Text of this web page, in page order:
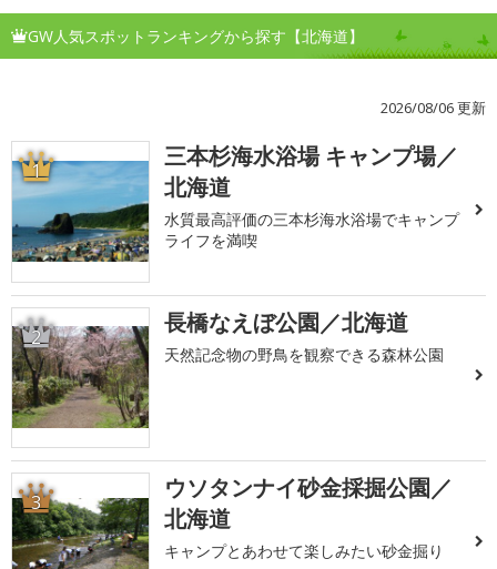
GW人気スポットランキングから探す【北海道】
2026/08/06 更新
1
三本杉海水浴場 キャンプ場／
北海道
水質最高評価の三本杉海水浴場でキャンプ
ライフを満喫
2 長橋なえぼ公園／北海道
天然記念物の野鳥を観察できる森林公園
3
ウソタンナイ砂金採掘公園／
北海道
キャンプとあわせて楽しみたい砂金掘り